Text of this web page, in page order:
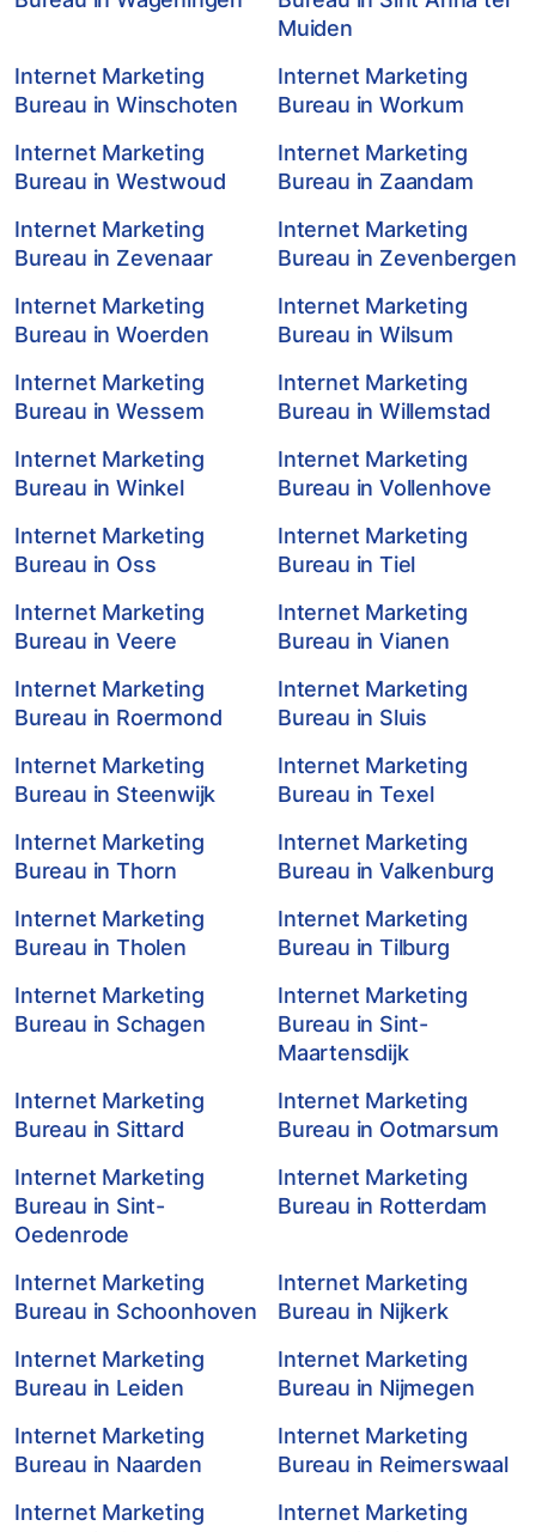
Muiden
Internet Marketing
Bureau in Winschoten
Internet Marketing
Bureau in Workum
Internet Marketing
Bureau in Westwoud
Internet Marketing
Bureau in Zaandam
Internet Marketing
Bureau in Zevenaar
Internet Marketing
Bureau in Zevenbergen
Internet Marketing
Bureau in Woerden
Internet Marketing
Bureau in Wilsum
Internet Marketing
Bureau in Wessem
Internet Marketing
Bureau in Willemstad
Internet Marketing
Bureau in Winkel
Internet Marketing
Bureau in Vollenhove
Internet Marketing
Bureau in Oss
Internet Marketing
Bureau in Tiel
Internet Marketing
Bureau in Veere
Internet Marketing
Bureau in Vianen
Internet Marketing
Bureau in Roermond
Internet Marketing
Bureau in Sluis
Internet Marketing
Bureau in Steenwijk
Internet Marketing
Bureau in Texel
Internet Marketing
Bureau in Thorn
Internet Marketing
Bureau in Valkenburg
Internet Marketing
Bureau in Tholen
Internet Marketing
Bureau in Tilburg
Internet Marketing
Bureau in Schagen
Internet Marketing
Bureau in Sint-
Maartensdijk
Internet Marketing
Bureau in Sittard
Internet Marketing
Bureau in Ootmarsum
Internet Marketing
Bureau in Sint-
Oedenrode
Internet Marketing
Bureau in Rotterdam
Internet Marketing
Bureau in Schoonhoven
Internet Marketing
Bureau in Nijkerk
Internet Marketing
Bureau in Leiden
Internet Marketing
Bureau in Nijmegen
Internet Marketing
Bureau in Naarden
Internet Marketing
Bureau in Reimerswaal
Internet Marketing
Internet Marketing